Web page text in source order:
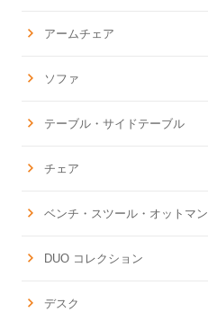
アームチェア
ソファ
テーブル・サイドテーブル
チェア
ベンチ・スツール・オットマン
DUO コレクション
デスク